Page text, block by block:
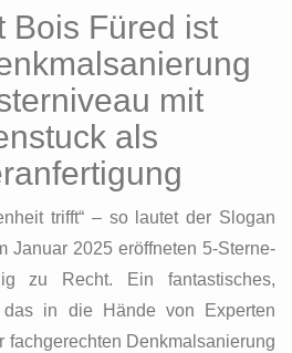
Bois Füred ist
mit
als
trifft“ – so lautet der Slogan
Januar 2025 eröffneten 5-Sterne-
zu Recht. Ein fantastisches,
das in die Hände von Experten
fachgerechten Denkmalsanierung